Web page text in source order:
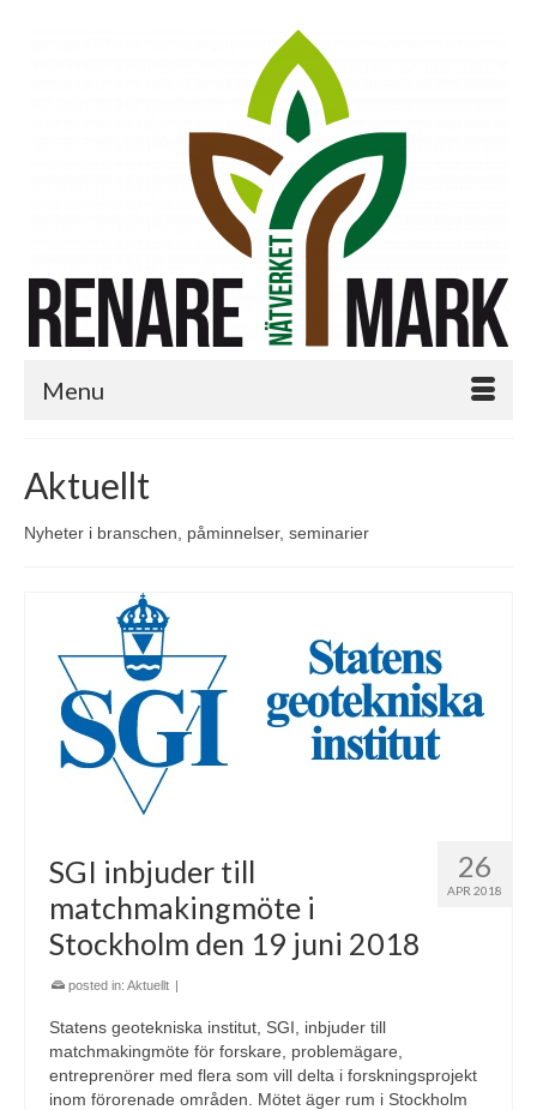
Menu
Aktuellt
Nyheter i branschen, påminnelser, seminarier
26
APR 2018
SGI inbjuder till
matchmakingmöte i
Stockholm den 19 juni 2018
posted in: Aktuellt |
Statens geotekniska institut, SGI, inbjuder till
matchmakingmöte för forskare, problemägare,
entreprenörer med flera som vill delta i forskningsprojekt
inom förorenade områden. Mötet äger rum i Stockholm